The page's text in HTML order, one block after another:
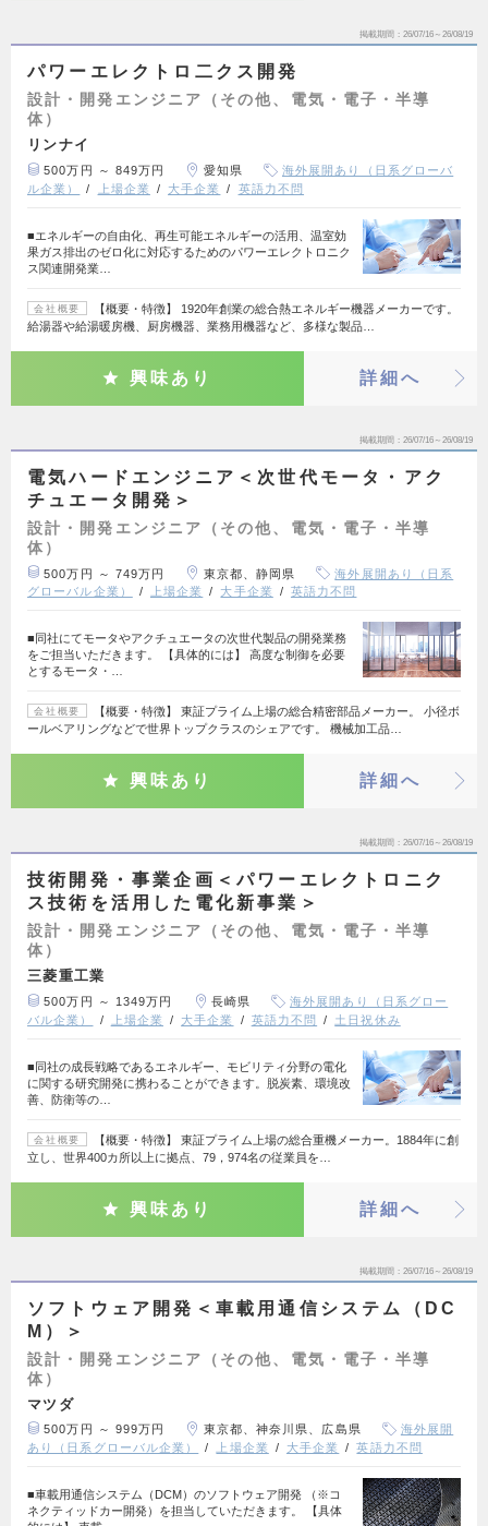
掲載期間 26/07/16～26/08/19
パワーエレクトロ二クス開発
設計・開発エンジニア（その他、電気・電子・半導
体）
リンナイ
500万円 ～ 849万円 愛知県
海外展開あり（日系グローバ
ル企業）
上場企業 大手企業 英語力不問
■エネルギーの自由化、再生可能エネルギーの活用、温室効
果ガス排出のゼロ化に対応するためのパワーエレクトロニク
ス関連開発業…
会社概要
【概要・特徴】 1920年創業の総合熱エネルギー機器メーカーです。
給湯器や給湯暖房機、厨房機器、業務用機器など、多様な製品…
興味あり 詳細へ
掲載期間 26/07/16～26/08/19
電気ハードエンジニア＜次世代モータ・アク
チュエータ開発＞
設計・開発エンジニア（その他、電気・電子・半導
体）
500万円 ～ 749万円 東京都、静岡県
海外展開あり（日系
グローバル企業）
上場企業 大手企業 英語力不問
■同社にてモータやアクチュエータの次世代製品の開発業務
をご担当いただきます。 【具体的には】 高度な制御を必要
とするモータ・…
会社概要
【概要・特徴】 東証プライム上場の総合精密部品メーカー。 小径ボ
ールベアリングなどで世界トップクラスのシェアです。 機械加工品…
興味あり 詳細へ
掲載期間 26/07/16～26/08/19
技術開発・事業企画＜パワーエレクトロニク
ス技術を活用した電化新事業＞
設計・開発エンジニア（その他、電気・電子・半導
体）
三菱重工業
500万円 ～ 1349万円 長崎県
海外展開あり（日系グロー
バル企業）
上場企業 大手企業 英語力不問 土日祝休み
■同社の成長戦略であるエネルギー、モビリティ分野の電化
に関する研究開発に携わることができます。脱炭素、環境改
善、防衛等の…
会社概要
【概要・特徴】 東証プライム上場の総合重機メーカー。1884年に創
立し、世界400カ所以上に拠点、79，974名の従業員を…
興味あり 詳細へ
掲載期間 26/07/16～26/08/19
ソフトウェア開発＜車載用通信システム（DC
M）＞
設計・開発エンジニア（その他、電気・電子・半導
体）
マツダ
500万円 ～ 999万円 東京都、神奈川県、広島県
海外展開
あり（日系グローバル企業）
上場企業 大手企業 英語力不問
■車載用通信システム（DCM）のソフトウェア開発 （※コ
ネクティッドカー開発）を担当していただきます。 【具体